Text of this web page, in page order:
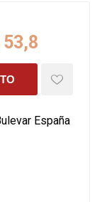
53,8
España